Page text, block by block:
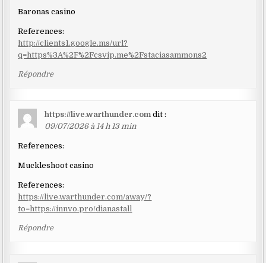
Baronas casino
References:
http://clients1.google.ms/url?
q=https%3A%2F%2Fcsvip.me%2Fstaciasammons2
Répondre
https://live.warthunder.com dit :
09/07/2026 à 14 h 13 min
References:
Muckleshoot casino
References:
https://live.warthunder.com/away/?
to=https://innvo.pro/dianastall
Répondre